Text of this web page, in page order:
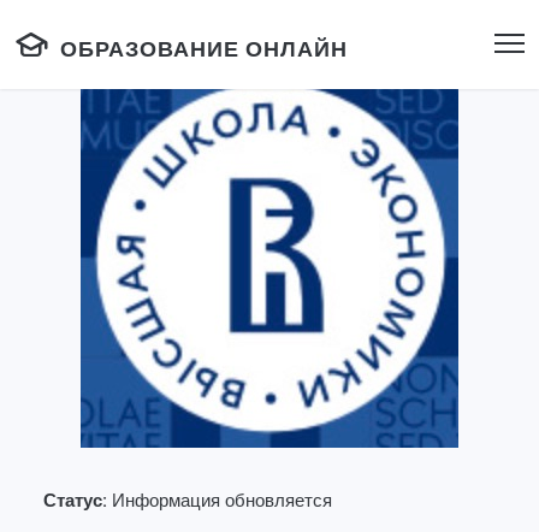
ОБРАЗОВАНИЕ ОНЛАЙН
Статус: Информация обновляется